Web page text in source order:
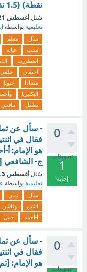
نقطة) (1.5 نقطة) [تم الحل]
سُئل أغسطس 21، 2025
تعليمية بواسطة
سأل معلم
سبب
غيابه
اضطررت
احتقان
مضادا
حيويا
البكتيريا
تطفل
تنافس
0
تصويتات
1
إجابة
- سأل عن
فقال في
هو الإمام:
ج- الشافعي
سُئل أغسطس 3، 2025
تعليمية بواسطة
سأل ثمان
اثنتين
وثلاثين
أ-أحمد
حنبل
0
تصويتات
- سأل عن
فقال في
هو الإمام: